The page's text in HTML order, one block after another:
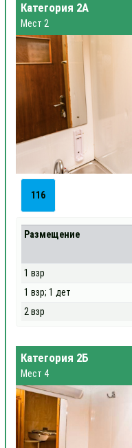
Категория 2А
Мест 2
116
Размещение
1 взр
1 взр; 1 дет
2 взр
Категория 2Б
Мест 4